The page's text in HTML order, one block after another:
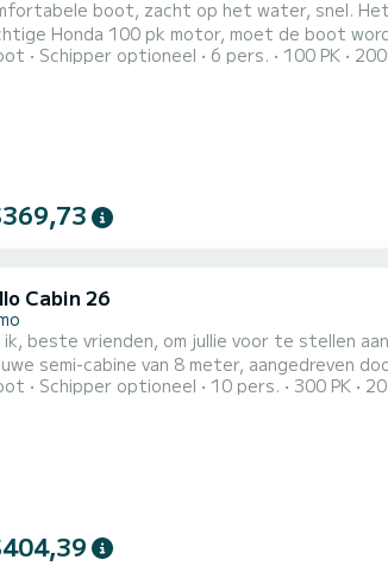
boot, zacht op het water, snel.
Honda 100 pk motor, moet de boot
koelkast, douche en wastafel.
Schipper optioneel 6 pers. 100 PK
Cabin 26
ik, beste vrienden, om jullie voor te stellen
semi-cabine van 8 meter, aangedreven
lange afstandsreizen. In de cabine zijn
Schipper optioneel 10 pers. 300 PK